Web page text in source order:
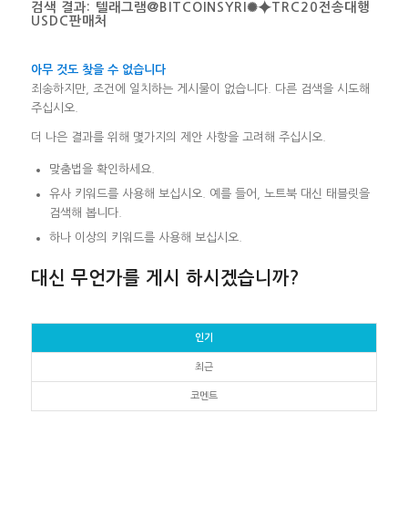
검색 결과: 텔래그램@BITCOINSYRI✺⯌TRC20전송대행
USDC판매처
아무 것도 찾을 수 없습니다
죄송하지만, 조건에 일치하는 게시물이 없습니다. 다른 검색을 시도해
주십시오.
더 나은 결과를 위해 몇가지의 제안 사항을 고려해 주십시오.
맞춤법을 확인하세요.
유사 키워드를 사용해 보십시오. 예를 들어, 노트북 대신 태블릿을
검색해 봅니다.
하나 이상의 키워드를 사용해 보십시오.
대신 무언가를 게시 하시겠습니까?
인기
최근
코멘트